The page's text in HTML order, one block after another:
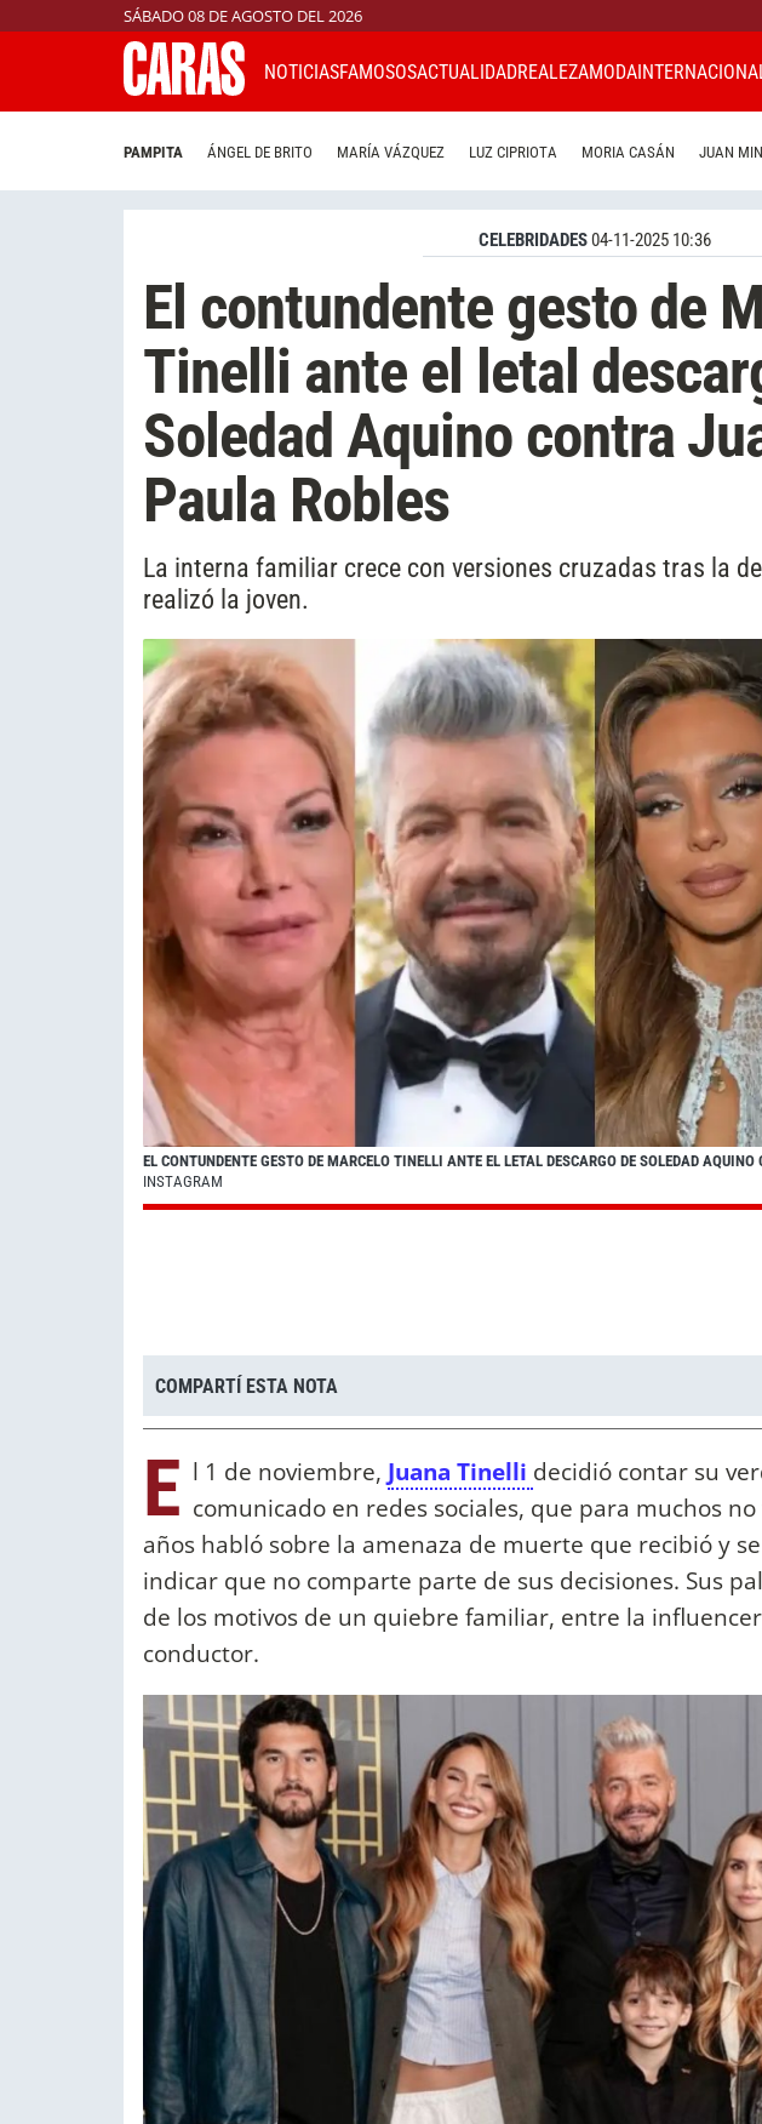
SÁBADO 08 DE AGOSTO DEL 2026
NOTICIASFAMOSOSACTUALIDADREALEZAMODA
PAMPITA ÁNGEL DE BRITO MARÍA VÁZQUEZ LUZ CIPRIOTA MORIA CASÁN JUAN
CELEBRIDADES04-11-2025 10:36
El contundente gesto de
Tinelli ante el letal
Soledad Aquino contra
Paula Robles
La interna familiar crece con versiones cruzadas tras la
realizó la joven.
EL CONTUNDENTE GESTO DE MARCELO TINELLI ANTE EL LETAL DESCARGO DE SOLEDAD
INSTAGRAM
COMPARTÍ ESTA NOTA
E l 1 de noviembre, Juana Tinelli decidió contar su
comunicado en redes sociales, que para muchos
años habló sobre la amenaza de muerte que recibió y
indicar que no comparte parte de sus decisiones. Sus
de los motivos de un quiebre familiar, entre la
conductor.